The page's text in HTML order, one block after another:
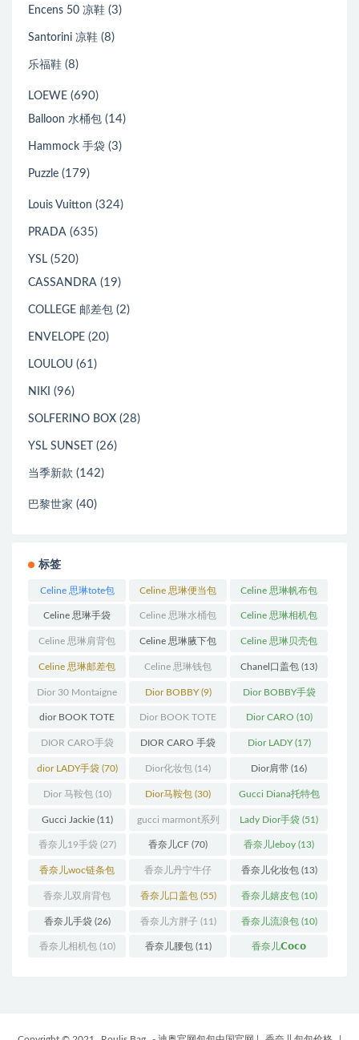
Encens 50 凉鞋 (3)
Santorini 凉鞋 (8)
乐福鞋 (8)
LOEWE (690)
Balloon 水桶包 (14)
Hammock 手袋 (3)
Puzzle (179)
Louis Vuitton (324)
PRADA (635)
YSL (520)
CASSANDRA (19)
COLLEGE 邮差包 (2)
ENVELOPE (20)
LOULOU (61)
NIKI (96)
SOLFERINO BOX (28)
YSL SUNSET (26)
当季新款 (142)
巴黎世家 (40)
标签
Celine 思琳tote包
(23)
Celine 思琳便当包
(14)
Celine 思琳帆布包
(18)
Celine 思琳手袋
(250)
Celine 思琳水桶包
(55)
Celine 思琳相机包
(11)
Celine 思琳肩背包
(12)
Celine 思琳腋下包
(10)
Celine 思琳贝壳包
(12)
Celine 思琳邮差包
(13)
Celine 思琳钱包
(10)
Chanel口盖包 (13)
Dior 30 Montaigne
蒙田(31)
Dior BOBBY(9) Dior BOBBY手袋
(26)
dior BOOK TOTE
(12)
Dior BOOK TOTE
手袋(163)
Dior CARO (10)
DIOR CARO手袋
(11)
DIOR CARO 手袋
(31)
Dior LADY(17)
dior LADY手袋(70) Dior化妆包 (14) Dior肩带 (16)
Dior 马鞍包(10) Dior马鞍包 (30) Gucci Diana托特包
(11)
Gucci Jackie(11) gucci marmont系列
(19)
Lady Dior手袋 (51)
香奈儿19手袋 (27) 香奈儿CF (70) 香奈儿leboy (13)
香奈儿woc链条包
(11)
香奈儿丹宁牛仔
(12)
香奈儿化妆包(13)
香奈儿双肩背包
(13)
香奈儿口盖包(55) 香奈儿嬉皮包(10)
香奈儿手袋(26) 香奈儿方胖子(11) 香奈儿流浪包(10)
香奈儿相机包(10) 香奈儿腰包(11) 香奈儿𝗖𝗼𝗰𝗼